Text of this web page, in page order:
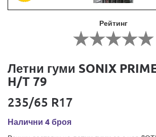
Рейтинг
Летни гуми SONIX
H/T 79
235/65 R17
Налични 4 броя